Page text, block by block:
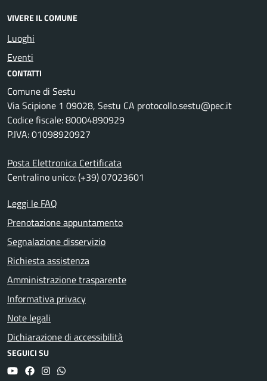
VIVERE IL COMUNE
Luoghi
Eventi
CONTATTI
Comune di Sestu
Via Scipione 1 09028, Sestu CA protocollo.sestu@pec.it
Codice fiscale: 80004890929
P.IVA: 01098920927
Posta Elettronica Certificata
Centralino unico: (+39) 07023601
Leggi le FAQ
Prenotazione appuntamento
Segnalazione disservizio
Richiesta assistenza
Amministrazione trasparente
Informativa privacy
Note legali
Dichiarazione di accessibilità
SEGUICI SU
YouTubeFacebookInstagram
Whatsapp